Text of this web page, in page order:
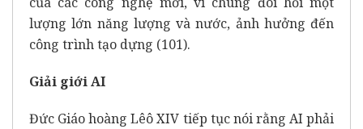
lượng lớn năng lượng và nước, ảnh hưởng đến
công trình tạo dựng (101).
Giải giới AI
Đức Giáo hoàng Lêô XIV tiếp tục nói rằng AI phải